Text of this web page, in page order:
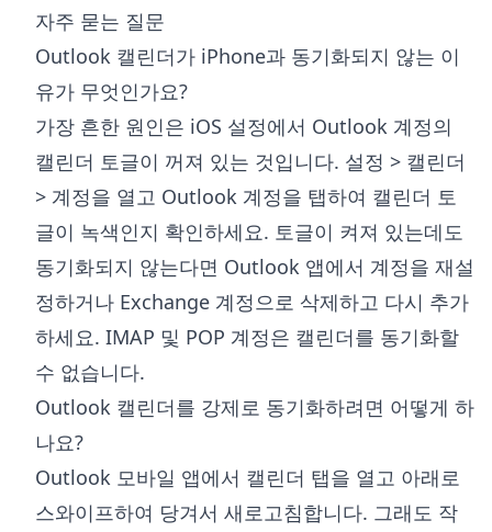
자주 묻는 질문
Outlook 캘린더가 iPhone과 동기화되지 않는 이
유가 무엇인가요?
가장 흔한 원인은 iOS 설정에서 Outlook 계정의
캘린더 토글이 꺼져 있는 것입니다. 설정 > 캘린더
> 계정을 열고 Outlook 계정을 탭하여 캘린더 토
글이 녹색인지 확인하세요. 토글이 켜져 있는데도
동기화되지 않는다면 Outlook 앱에서 계정을 재설
정하거나 Exchange 계정으로 삭제하고 다시 추가
하세요. IMAP 및 POP 계정은 캘린더를 동기화할
수 없습니다.
Outlook 캘린더를 강제로 동기화하려면 어떻게 하
나요?
Outlook 모바일 앱에서 캘린더 탭을 열고 아래로
스와이프하여 당겨서 새로고침합니다. 그래도 작